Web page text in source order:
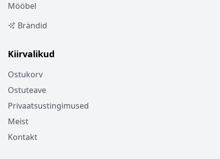
Mööbel
Brändid
Kiirvalikud
Ostukorv
Ostuteave
Privaatsustingimused
Meist
Kontakt